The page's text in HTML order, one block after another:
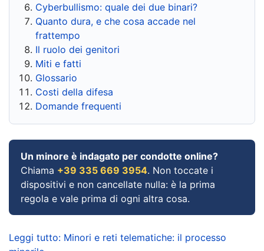
Cyberbullismo: quale dei due binari?
Quanto dura, e che cosa accade nel
frattempo
Il ruolo dei genitori
Miti e fatti
Glossario
Costi della difesa
Domande frequenti
Un minore è indagato per condotte online?
Chiama +39 335 669 3954. Non toccate i
dispositivi e non cancellate nulla: è la prima
regola e vale prima di ogni altra cosa.
Leggi tutto: Minori e reti telematiche: il processo